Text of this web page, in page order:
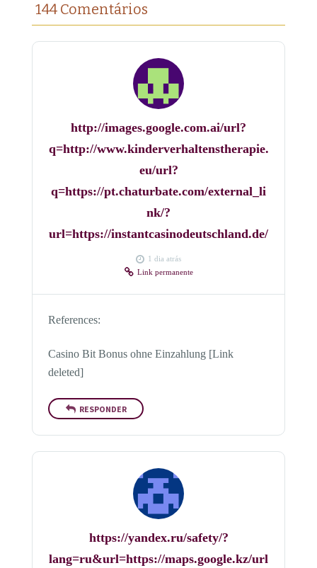
144 Comentários
http://images.google.com.ai/url?
q=http://www.kinderverhaltenstherapie.
eu/url?
q=https://pt.chaturbate.com/external_li
nk/?
url=https://instantcasinodeutschland.de/
1 dia atrás
Link permanente
References:
Casino Bit Bonus ohne Einzahlung [Link
deleted]
RESPONDER
https://yandex.ru/safety/?
lang=ru&url=https://maps.google.kz/url